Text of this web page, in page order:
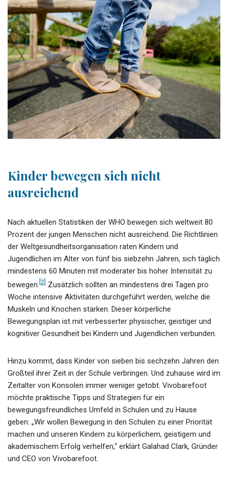
Kinder bewegen sich nicht
ausreichend
Nach aktuellen Statistiken der WHO bewegen sich weltweit 80
Prozent der jungen Menschen nicht ausreichend. Die Richtlinien
der Weltgesundheitsorganisation raten Kindern und
Jugendlichen im Alter von fünf bis siebzehn Jahren, sich täglich
mindestens 60 Minuten mit moderater bis hoher Intensität zu
bewegen. [2] Zusätzlich sollten an mindestens drei Tagen pro
Woche intensive Aktivitäten durchgeführt werden, welche die
Muskeln und Knochen stärken. Dieser körperliche
Bewegungsplan ist mit verbesserter physischer, geistiger und
kognitiver Gesundheit bei Kindern und Jugendlichen verbunden.
Hinzu kommt, dass Kinder von sieben bis sechzehn Jahren den
Großteil ihrer Zeit in der Schule verbringen. Und zuhause wird im
Zeitalter von Konsolen immer weniger getobt. Vivobarefoot
möchte praktische Tipps und Strategien für ein
bewegungsfreundliches Umfeld in Schulen und zu Hause
geben: „Wir wollen Bewegung in den Schulen zu einer Priorität
machen und unseren Kindern zu körperlichem, geistigem und
akademischem Erfolg verhelfen,“ erklärt Galahad Clark, Gründer
und CEO von Vivobarefoot.